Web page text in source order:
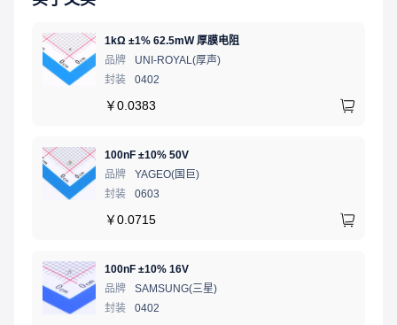
1kΩ ±1% 62.5mW 厚膜电阻
品牌
UNI-ROYAL(厚声)
封装
0402
￥0.0383
100nF ±10% 50V
品牌
YAGEO(国巨)
封装
0603
￥0.0715
100nF ±10% 16V
品牌
SAMSUNG(三星)
封装
0402